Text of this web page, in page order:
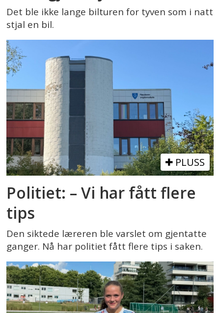
Det ble ikke lange bilturen for tyven som i natt
stjal en bil.
PLUSS
Politiet: – Vi har fått flere
tips
Den siktede læreren ble varslet om gjentatte
ganger. Nå har politiet fått flere tips i saken.